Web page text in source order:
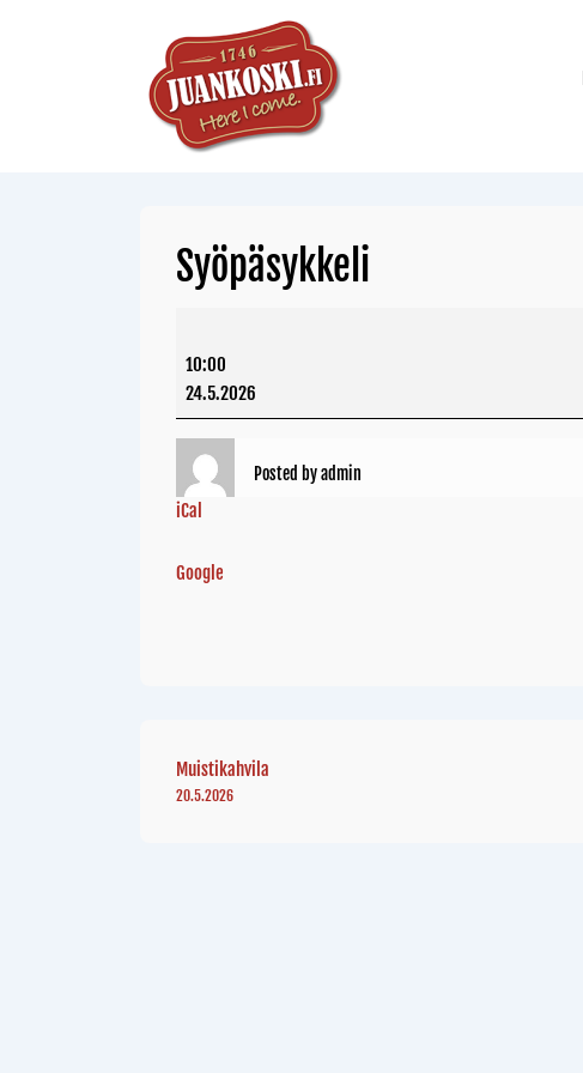
Syöpäsykkeli
10:00
24.5.2026
Posted byadmin
iCal
Google
Muistikahvila
20.5.2026